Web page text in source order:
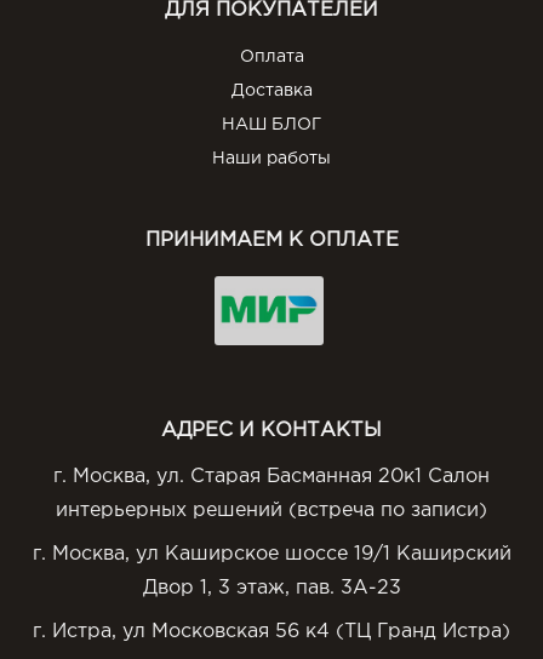
ДЛЯ ПОКУПАТЕЛЕЙ
Оплата
Доставка
НАШ БЛОГ
Наши работы
ПРИНИМАЕМ К ОПЛАТЕ
АДРЕС И КОНТАКТЫ
г. Москва, ул. Старая Басманная 20к1 Салон
интерьерных решений (встреча по записи)
г. Москва, ул Каширское шоссе 19/1 Каширский
Двор 1, 3 этаж, пав. 3А-23
г. Истра, ул Московская 56 к4 (ТЦ Гранд Истра)